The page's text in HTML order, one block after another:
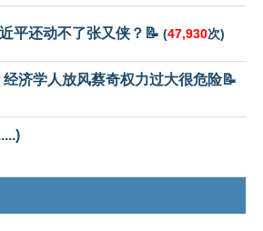
平还动不了张又侠？📝 (47,930次)
济学人放风蔡奇权力过大很危险📝